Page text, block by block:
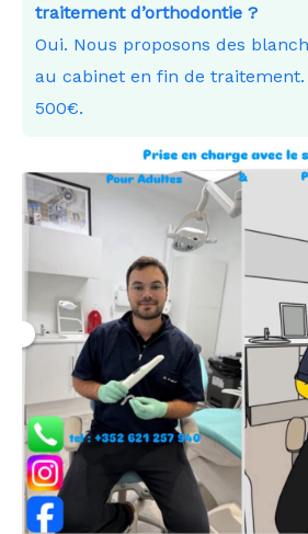
traitement d’orthodontie ?
Oui. Nous proposons des
au cabinet en fin de
500€.